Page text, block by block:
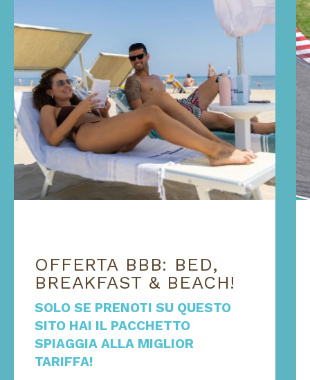
OFFERTA BBB: BED,
BREAKFAST & BEACH!
SOLO SE PRENOTI SU QUESTO
SITO HAI IL PACCHETTO
SPIAGGIA ALLA MIGLIOR
TARIFFA!